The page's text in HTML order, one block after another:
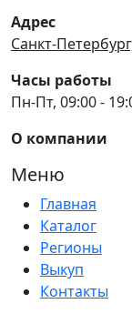
Адрес
Санкт-
Часы работы
Пн-Пт, 09:00 -
О компании
Меню
Главная
Каталог
Регионы
Выкуп
Контакты